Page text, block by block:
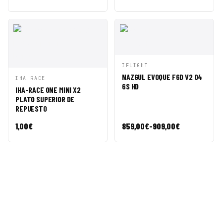
VISTA
RÁPIDA
CESTA
IHA RACE
IHA-RACE ONE MINI X2
PLATO SUPERIOR DE
REPUESTO
1,00€
VISTA
RÁPIDA
CESTA
IFLIGHT
NAZGUL EVOQUE F6D V2 O4
6S HD
859,00€-909,00€
Rango